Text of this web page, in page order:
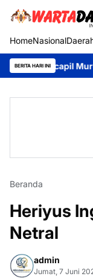
HomeNasional
BERITA HARI INI
Murung Raya
Beranda
Heriyus
Netral
admin
Jumat, 7 Juni